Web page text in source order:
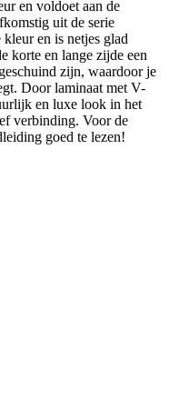
en voldoet aan de
uit de serie
en is netjes glad
korte en lange zijde een
zijn, waardoor je
Door laminaat met V-
en luxe look in het
verbinding. Voor de
goed te lezen!